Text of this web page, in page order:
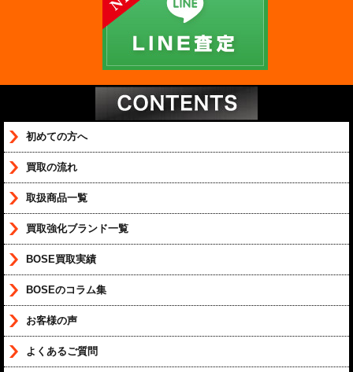
初めての方へ
買取の流れ
取扱商品一覧
買取強化ブランド一覧
BOSE買取実績
BOSEのコラム集
お客様の声
よくあるご質問